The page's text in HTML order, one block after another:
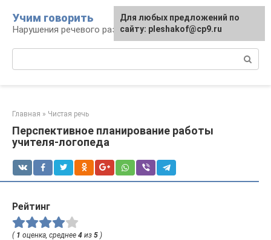
контенту
Учим говорить
Нарушения речевого развития
Главная » Чистая речь
Перспективное планирование работы
учителя-логопеда
Рейтинг
( 1 оценка, среднее 4 из 5 )
Для любых предложений по
сайту: pleshakof@cp9.ru